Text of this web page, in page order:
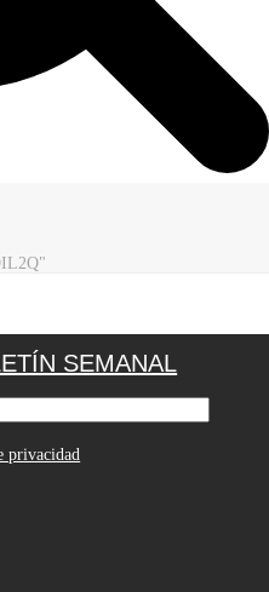
SEMANAL
privacidad